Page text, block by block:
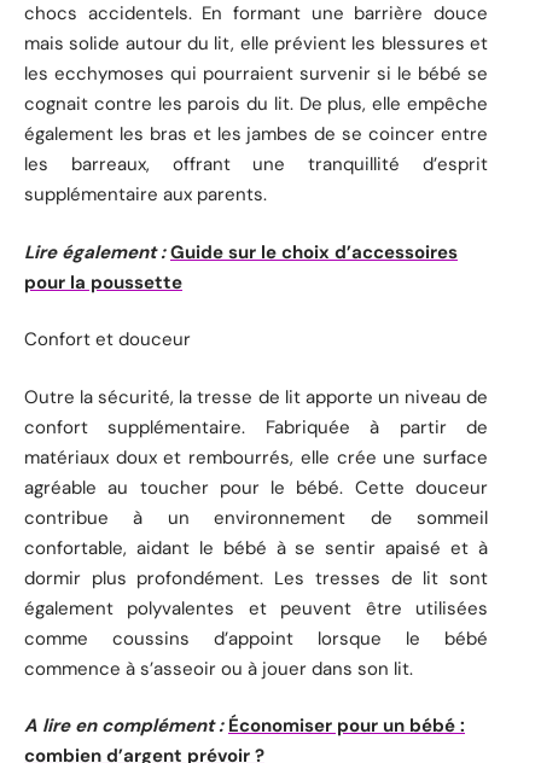
chocs accidentels. En formant une barrière douce
mais solide autour du lit, elle prévient les blessures et
les ecchymoses qui pourraient survenir si le bébé se
cognait contre les parois du lit. De plus, elle empêche
également les bras et les jambes de se coincer entre
les barreaux, offrant une tranquillité d’esprit
supplémentaire aux parents.
Lire également : Guide sur le choix d’accessoires
pour la poussette
Confort et douceur
Outre la sécurité, la tresse de lit apporte un niveau de
confort supplémentaire. Fabriquée à partir de
matériaux doux et rembourrés, elle crée une surface
agréable au toucher pour le bébé. Cette douceur
contribue à un environnement de sommeil
confortable, aidant le bébé à se sentir apaisé et à
dormir plus profondément. Les tresses de lit sont
également polyvalentes et peuvent être utilisées
comme coussins d’appoint lorsque le bébé
commence à s’asseoir ou à jouer dans son lit.
A lire en complément : Économiser pour un bébé :
combien d’argent prévoir ?